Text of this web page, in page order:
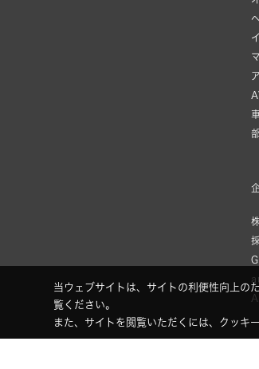
当ウェブサイトは、サイトの利便性向上の
覧ください。
また、サイトを閲覧いただくには、クッキ